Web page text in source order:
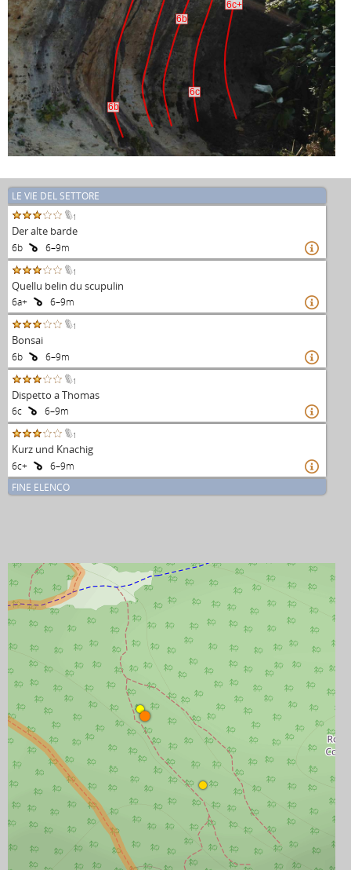
6b
6b
6c
6c+
LE VIE DEL SETTORE
1
Der alte barde
6b 6–9m 
1
Quellu belin du scupulin
6a+ 6–9m 
1
Bonsai
6b 6–9m 
1
Dispetto a Thomas
6c 6–9m 
1
Kurz und Knachig
6c+ 6–9m 
FINE ELENCO